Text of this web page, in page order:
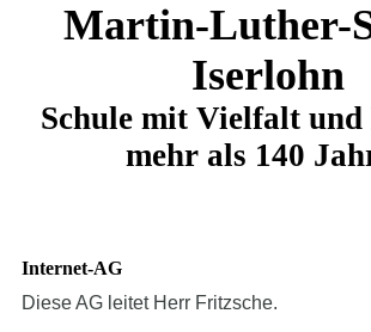
Martin-Luther-
Iserlohn
Schule mit Vielfalt und
mehr als 140
Internet-AG
Diese AG leitet Herr Fritzsche.